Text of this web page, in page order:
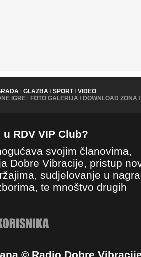
| GLAZBA | SPORT | VIDEO
IGRE | FOTO GALERIJA | DOWNLOAD ZONA |
RDV VIP Club?
svojim članovima,
Dobre Vibracije, pristup
sudjelovanje u
te mnoštvo drugih